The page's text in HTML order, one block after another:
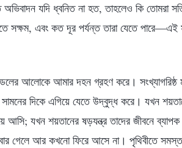
যদি ধ্বনিত না হত, তাহলেও কি তোমরা
সক্ষম, এবং কত দূর পর্যন্ত তারা যেতে
আলোকে আমার দহন গ্রহণ করে। সংখ্যাগরিষ্ঠ
দিকে এগিয়ে যেতে উদ্বুদ্ধ করে। যখন
যখন শয়তানের ষড়যন্ত্র তাদের জীবনে ব্যাপক
গেলে আর কখনো ফিরে আসে না। পৃথিবীতে